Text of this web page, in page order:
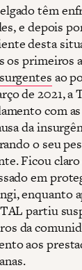
têm
e depois
desta
os primeiros
ao
de 2021,
com
da
o seu
Ficou claro
em
enquanto
partiu
da
aos